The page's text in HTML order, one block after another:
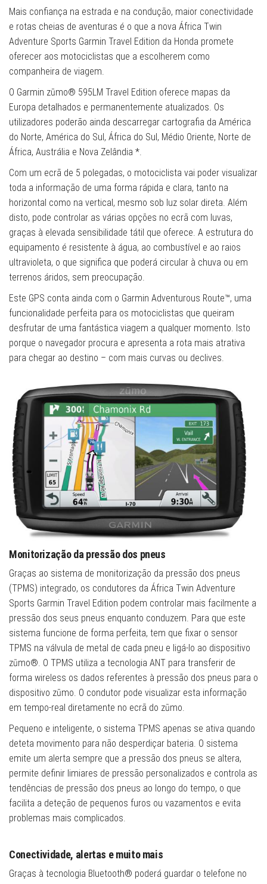
Mais confiança na estrada e na condução, maior conectividade
e rotas cheias de aventuras é o que a nova África Twin
Adventure Sports Garmin Travel Edition da Honda promete
oferecer aos motociclistas que a escolherem como
companheira de viagem.
O Garmin zūmo® 595LM Travel Edition oferece mapas da
Europa detalhados e permanentemente atualizados. Os
utilizadores poderão ainda descarregar cartografia da América
do Norte, América do Sul, África do Sul, Médio Oriente, Norte de
África, Austrália e Nova Zelândia *.
Com um ecrã de 5 polegadas, o motociclista vai poder visualizar
toda a informação de uma forma rápida e clara, tanto na
horizontal como na vertical, mesmo sob luz solar direta. Além
disto, pode controlar as várias opções no ecrã com luvas,
graças à elevada sensibilidade tátil que oferece. A estrutura do
equipamento é resistente à água, ao combustível e ao raios
ultravioleta, o que significa que poderá circular à chuva ou em
terrenos áridos, sem preocupação.
Este GPS conta ainda com o Garmin Adventurous Route™, uma
funcionalidade perfeita para os motociclistas que queiram
desfrutar de uma fantástica viagem a qualquer momento. Isto
porque o navegador procura e apresenta a rota mais atrativa
para chegar ao destino – com mais curvas ou declives.
Monitorização da pressão dos pneus
Graças ao sistema de monitorização da pressão dos pneus
(TPMS) integrado, os condutores da África Twin Adventure
Sports Garmin Travel Edition podem controlar mais facilmente a
pressão dos seus pneus enquanto conduzem. Para que este
sistema funcione de forma perfeita, tem que fixar o sensor
TPMS na válvula de metal de cada pneu e ligá-lo ao dispositivo
zūmo®. O TPMS utiliza a tecnologia ANT para transferir de
forma wireless os dados referentes à pressão dos pneus para o
dispositivo zūmo. O condutor pode visualizar esta informação
em tempo-real diretamente no ecrã do zūmo.
Pequeno e inteligente, o sistema TPMS apenas se ativa quando
deteta movimento para não desperdiçar bateria. O sistema
emite um alerta sempre que a pressão dos pneus se altera,
permite definir limiares de pressão personalizados e controla as
tendências de pressão dos pneus ao longo do tempo, o que
facilita a deteção de pequenos furos ou vazamentos e evita
problemas mais complicados.
Conectividade, alertas e muito mais
Graças à tecnologia Bluetooth® poderá guardar o telefone no